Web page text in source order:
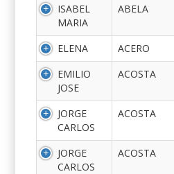
ISABEL
MARIA
ABELA
ELENA ACERO
EMILIO
JOSE
ACOSTA
JORGE
CARLOS
ACOSTA
JORGE
CARLOS
ACOSTA